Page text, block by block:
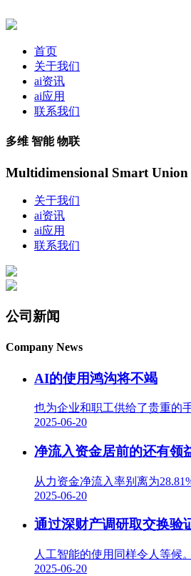
首页
关于我们
ai资讯
ai应用
联系我们
多维 智能 物联
Multidimensional Smart Union
关于我们
ai资讯
ai应用
联系我们
公司新闻
Company News
AI的使用鸿沟将不竭
也为企业和职工供给了贵重的
2025-06-20
净流入资金居前的还有领
从力资金净流入率别离为
2025-06-20
通过深财产调研取交换验
人工智能的使用同样令人等候
2025-06-20